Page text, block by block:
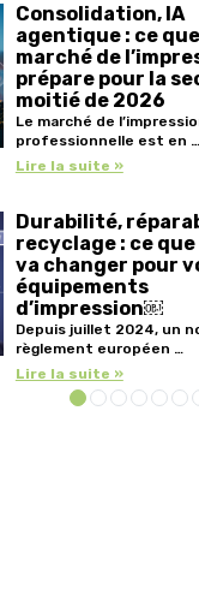
Consolidation, IA
agentique : ce
marché de
prépare pour la
moitié de 2026
Le marché de
professionnelle est en …
Lire la suite »
Durabilité,
recyclage : ce que
va changer pour
équipements
d’impression￼
Depuis juillet 2024, un
règlement européen …
Lire la suite »